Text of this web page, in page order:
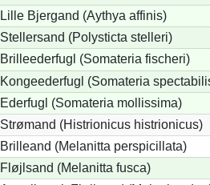
Lille Bjergand (Aythya affinis)
Stellersand (Polysticta stelleri)
Brilleederfugl (Somateria fischeri)
Kongeederfugl (Somateria
Ederfugl (Somateria mollissima)
Strømand (Histrionicus histrionicus)
Brilleand (Melanitta perspicillata)
Fløjlsand (Melanitta fusca)